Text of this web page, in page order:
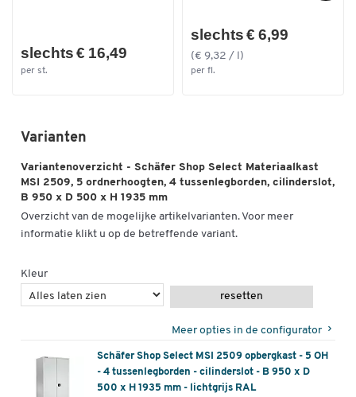
slechts € 16,49
per st.
slechts € 6,99
(€ 9,32 / l)
per fl.
Varianten
Variantenoverzicht - Schäfer Shop Select Materiaalkast
MSI 2509, 5 ordnerhoogten, 4 tussenlegborden, cilinderslot,
B 950 x D 500 x H 1935 mm
Overzicht van de mogelijke artikelvarianten. Voor meer
informatie klikt u op de betreffende variant.
Kleur
resetten
Meer opties in de configurator
Schäfer Shop Select MSI 2509 opbergkast - 5 OH
- 4 tussenlegborden - cilinderslot - B 950 x D
500 x H 1935 mm - lichtgrijs RAL